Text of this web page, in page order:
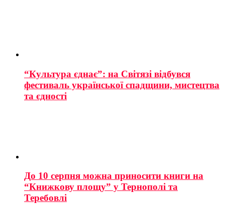
“Культура єднає”: на Світязі відбувся
фестиваль української спадщини, мистецтва
та єдності
До 10 серпня можна приносити книги на
“Книжкову площу” у Тернополі та
Теребовлі